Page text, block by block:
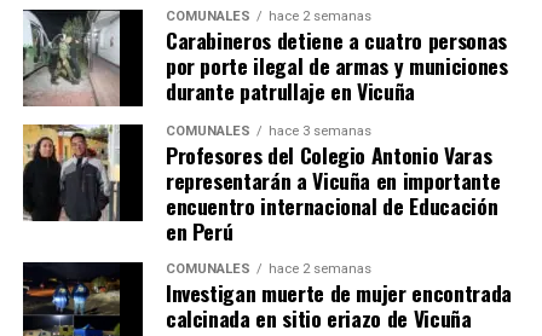
COMUNALES hace 2 semanas
Carabineros detiene a cuatro personas
por porte ilegal de armas y municiones
durante patrullaje en Vicuña
COMUNALES hace 3 semanas
Profesores del Colegio Antonio Varas
representarán a Vicuña en importante
encuentro internacional de Educación
en Perú
COMUNALES hace 2 semanas
Investigan muerte de mujer encontrada
calcinada en sitio eriazo de Vicuña